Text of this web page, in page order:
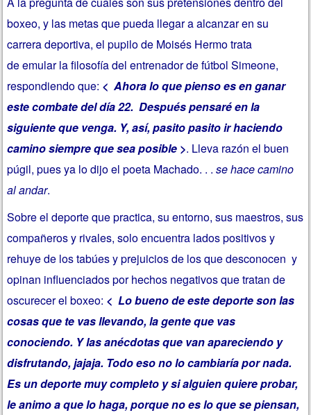
boxeo, y las metas que pueda llegar a alcanzar en su
carrera deportiva, el pupilo de Moisés Hermo trata
de emular la filosofía del entrenador de fútbol Simeone,
respondiendo que: < Ahora lo que pienso es en ganar
este combate del día 22. Después pensaré en la
siguiente que venga. Y, así, pasito pasito ir haciendo
camino siempre que sea posible >. Lleva razón el buen
púgil, pues ya lo dijo el poeta Machado. . .se hace camino
al andar.
Sobre el deporte que practica, su entorno, sus maestros, sus
compañeros y rivales, solo encuentra lados positivos y
rehuye de los tabúes y prejuicios de los que desconocen y
opinan influenciados por hechos negativos que tratan de
oscurecer el boxeo: < Lo bueno de este deporte son las
cosas que te vas llevando, la gente que vas
conociendo. Y las anécdotas que van apareciendo y
disfrutando, jajaja. Todo eso no lo cambiaría por nada.
Es un deporte muy completo y si alguien quiere probar,
le animo a que lo haga, porque no es lo que se piensan,